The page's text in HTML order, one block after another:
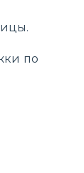
по